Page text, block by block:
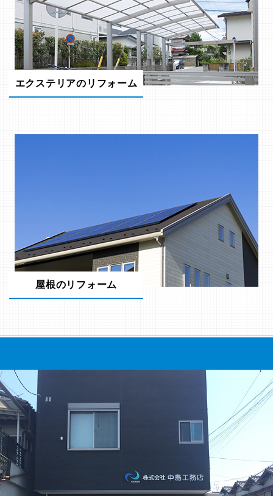
エクステリアのリフォーム
屋根のリフォーム